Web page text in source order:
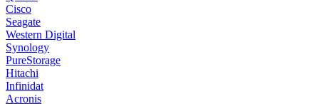
Cisco
Seagate
Western Digital
Synology
PureStorage
Hitachi
Infinidat
Acronis